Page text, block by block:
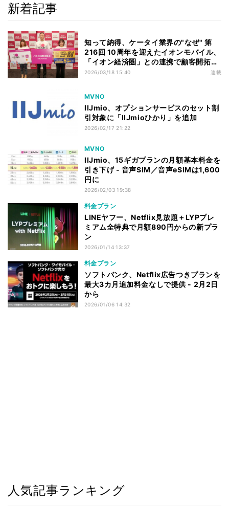
新着記事
知って納得、ケータイ業界の"なぜ" 第
216回 10周年を迎えたイオンモバイル、
「イオン経済圏」との連携で顧客開拓は
進むか
2026/03/18 15:40 連載
MVNO
IIJmio、オプションサービスのセット割
引対象に「IIJmioひかり」を追加
2026/02/17 21:22
MVNO
IIJmio、15ギガプランの月額基本料金を
引き下げ - 音声SIM／音声eSIMは1,600
円に
2026/02/03 19:38
料金プラン
LINEヤフー、Netflix見放題＋LYPプレ
ミアム全特典で月額890円からの新プラ
ン
2026/01/14 13:37
料金プラン
ソフトバンク、Netflix広告つきプランを
最大3カ月追加料金なしで提供 - 2月2日
から
2026/01/06 14:32
人気記事ランキング